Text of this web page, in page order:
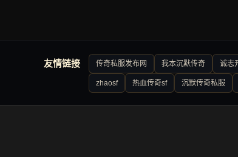
友情链接 传奇私服发布网 我本沉默传奇 诚志
zhaosf 热血传奇sf 沉默传奇私服